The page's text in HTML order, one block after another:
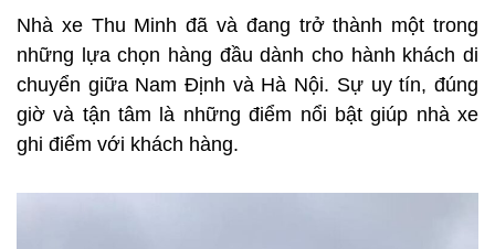
Nhà xe Thu Minh đã và đang trở thành một trong
những lựa chọn hàng đầu dành cho hành khách di
chuyển giữa Nam Định và Hà Nội. Sự uy tín, đúng
giờ và tận tâm là những điểm nổi bật giúp nhà xe
ghi điểm với khách hàng.